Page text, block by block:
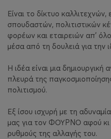
Είναι το δίκτυο
σπουδαστών, πολιτιστικών
φορέων και εταιρειών απ’
μέσα από τη δουλειά για την
Η ιδέα είναι μια δημιουργική
πλευρά της
πολιτισμού.
Εξ ίσου ισχυρή με τη
μας για τον ΦΟΥΡΝΟ αφού κι
ρυθμούς της αλλαγής του.